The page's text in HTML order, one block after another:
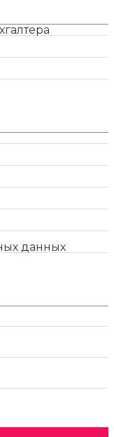
данных